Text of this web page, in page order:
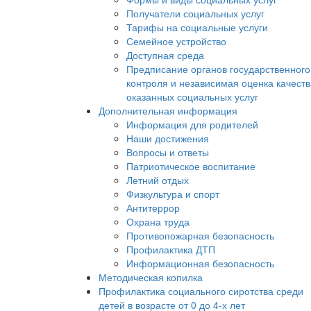
Получатели социальных услуг
Тарифы на социальные услуги
Семейное устройство
Доступная среда
Предписание органов государственного
контроля и независимая оценка
оказанных социальных услуг
Дополнительная информация
Информация для родителей
Наши достижения
Вопросы и ответы
Патриотическое воспитание
Летний отдых
Физкультура и спорт
Антитеррор
Охрана труда
Противопожарная безопасность
Профилактика ДТП
Информационная безопасность
Методическая копилка
Профилактика социального сиротства среди
детей в возрасте от 0 до 4-х лет